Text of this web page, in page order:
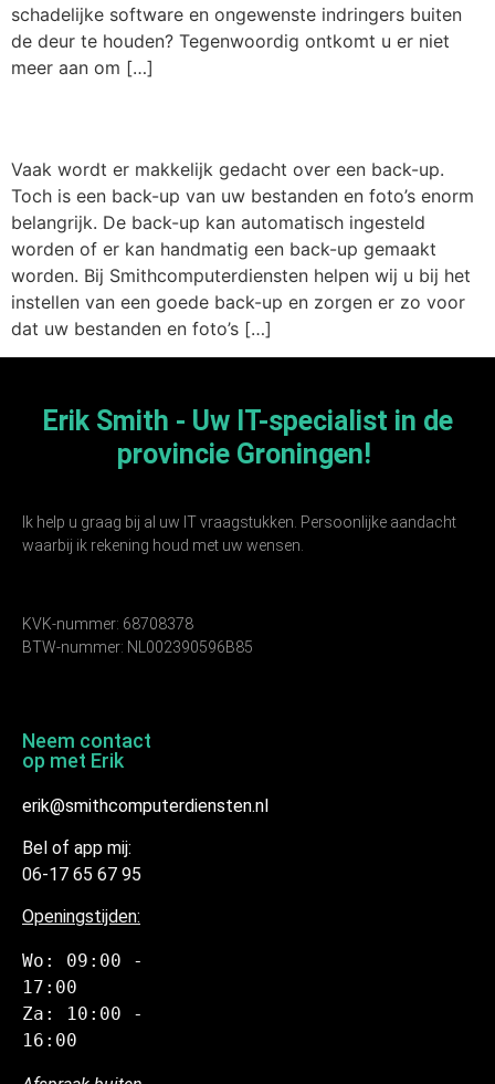
schadelijke software en ongewenste indringers buiten
de deur te houden? Tegenwoordig ontkomt u er niet
meer aan om […]
Vaak wordt er makkelijk gedacht over een back-up.
Toch is een back-up van uw bestanden en foto’s enorm
belangrijk. De back-up kan automatisch ingesteld
worden of er kan handmatig een back-up gemaakt
worden. Bij Smithcomputerdiensten helpen wij u bij het
instellen van een goede back-up en zorgen er zo voor
dat uw bestanden en foto’s […]
Erik Smith - Uw IT-specialist in de
provincie Groningen!
Ik help u graag bij al uw IT vraagstukken. Persoonlijke aandacht
waarbij ik rekening houd met uw wensen.
KVK-nummer: 68708378
BTW-nummer: NL002390596B85
Neem contact
op met Erik
erik@smithcomputerdiensten.nl
Bel of app mij:
06-17 65 67 95
Openingstijden:
Wo: 09:00 -
17:00
Za: 10:00 -
16:00